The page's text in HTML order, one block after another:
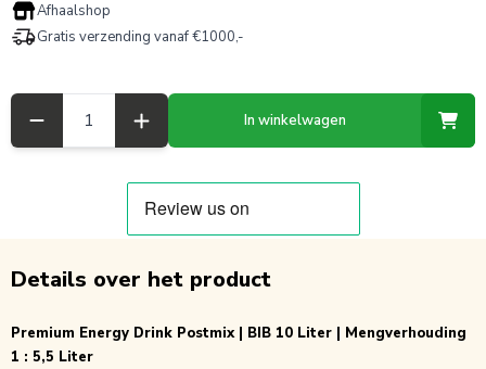
Afhaalshop
Gratis verzending vanaf €1000,-
In winkelwagen
Details over het product
Premium Energy Drink Postmix | BIB 10 Liter | Mengverhouding
1 : 5,5 Liter